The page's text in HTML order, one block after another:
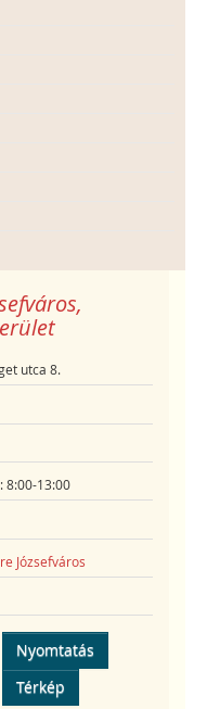
utca 8.
8:00-13:00
Józsefváros
Nyomtatás
Térkép